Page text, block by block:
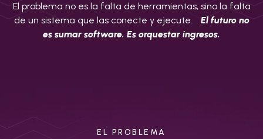
El problema no es la falta de herramientas, sino la falta
de un sistema que las conecte y ejecute.
El futuro no
es sumar software. Es orquestar ingresos.
EL PROBLEMA